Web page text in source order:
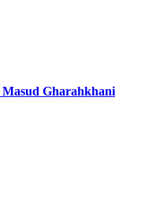
Masud Gharahkhani